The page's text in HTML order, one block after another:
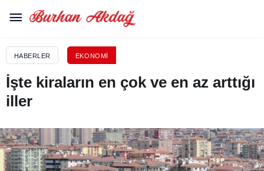
HABERLER EKONOMI
İşte kiraların en çok ve en az arttığı
iller